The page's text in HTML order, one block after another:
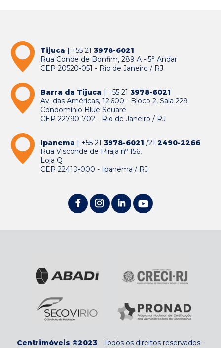
Tijuca | +55 213978-6021
Rua Conde de Bonfim, 289 A - 5° Andar
CEP 20520-051 - Rio de Janeiro / RJ
Barra da Tijuca | +55 213978-6021
Av. das Américas, 12.600 - Bloco 2, Sala 229
Condomínio Blue Square
CEP 22790-702 - Rio de Janeiro / RJ
Ipanema | +55 213978-6021 /212490-2266
Rua Visconde de Pirajá nº 156,
Loja Q
CEP 22410-000 - Ipanema / RJ
Centrimóveis ©2023- Todos os direitos reservados-